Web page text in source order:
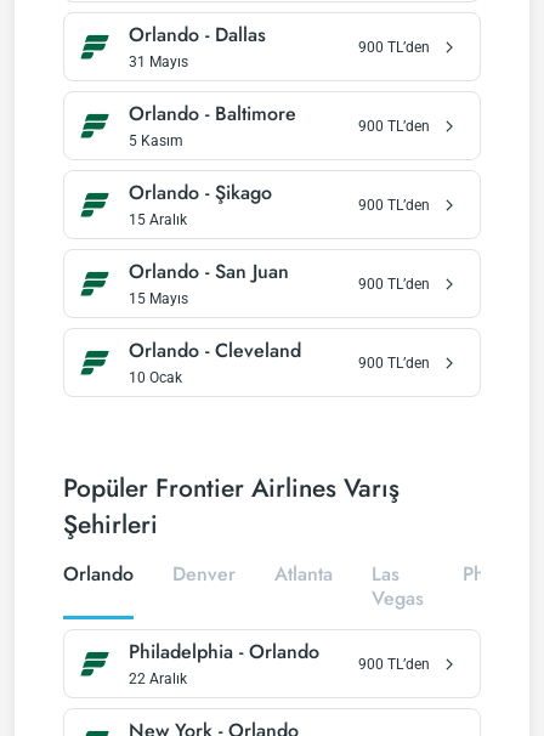
Orlando - Dallas
31 Mayıs
900 TL’den
Orlando - Baltimore
5 Kasım
900 TL’den
Orlando -Şikago
15 Aralık
900 TL’den
Orlando -San Juan
15 Mayıs
900 TL’den
Orlando -Cleveland
10 Ocak
900 TL’den
Popüler Frontier Airlines Varış
Şehirleri
Orlando Denver Atlanta
Las
Vegas
Philadelphia -Orlando
22 Aralık
900 TL’den